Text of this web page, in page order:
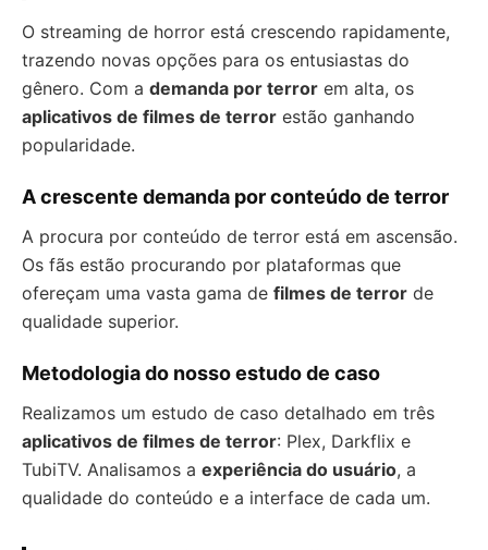
O streaming de horror está crescendo rapidamente,
trazendo novas opções para os entusiastas do
gênero. Com a demanda por terror em alta, os
aplicativos de filmes de terror estão ganhando
popularidade.
A crescente demanda por conteúdo de terror
A procura por conteúdo de terror está em ascensão.
Os fãs estão procurando por plataformas que
ofereçam uma vasta gama de filmes de terror de
qualidade superior.
Metodologia do nosso estudo de caso
Realizamos um estudo de caso detalhado em três
aplicativos de filmes de terror: Plex, Darkflix e
TubiTV. Analisamos a experiência do usuário, a
qualidade do conteúdo e a interface de cada um.